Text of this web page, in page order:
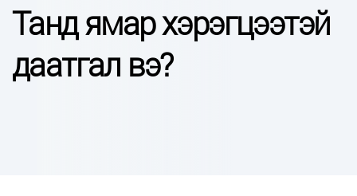
Танд ямар хэрэгцээтэй
даатгал вэ?